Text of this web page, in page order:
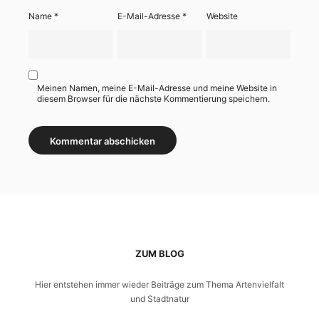
Name * E-Mail-Adresse* Website
Meinen Namen, meine E-Mail-Adresse und meine Website in
diesem Browser für die nächste Kommentierung speichern.
ZUM BLOG
Hier entstehen immer wieder Beiträge zum Thema Artenvielfalt
und Stadtnatur